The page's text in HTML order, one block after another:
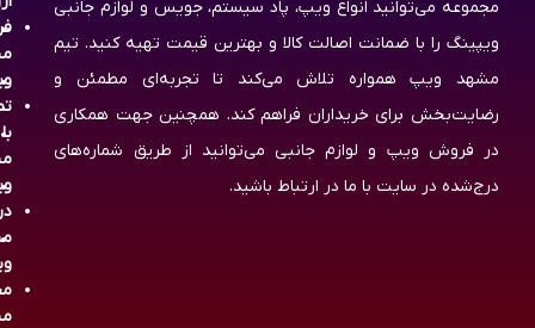
مجموعه می‌توانید انواع ویپ، پاد سیستم، جویس و لوازم جانبی
ویپینگ را با ضمانت اصالت کالا و بهترین قیمت تهیه کنید. تیم
مشهد ویپ همواره تلاش می‌کند تا تجربه‌ای مطمئن و
رضایت‌بخش برای خریداران فراهم کند. همچنین جهت همکاری
در فروش ویپ و لوازم جانبی می‌توانید از طریق شماره‌های
درج‌شده در سایت با ما در ارتباط باشید.
با